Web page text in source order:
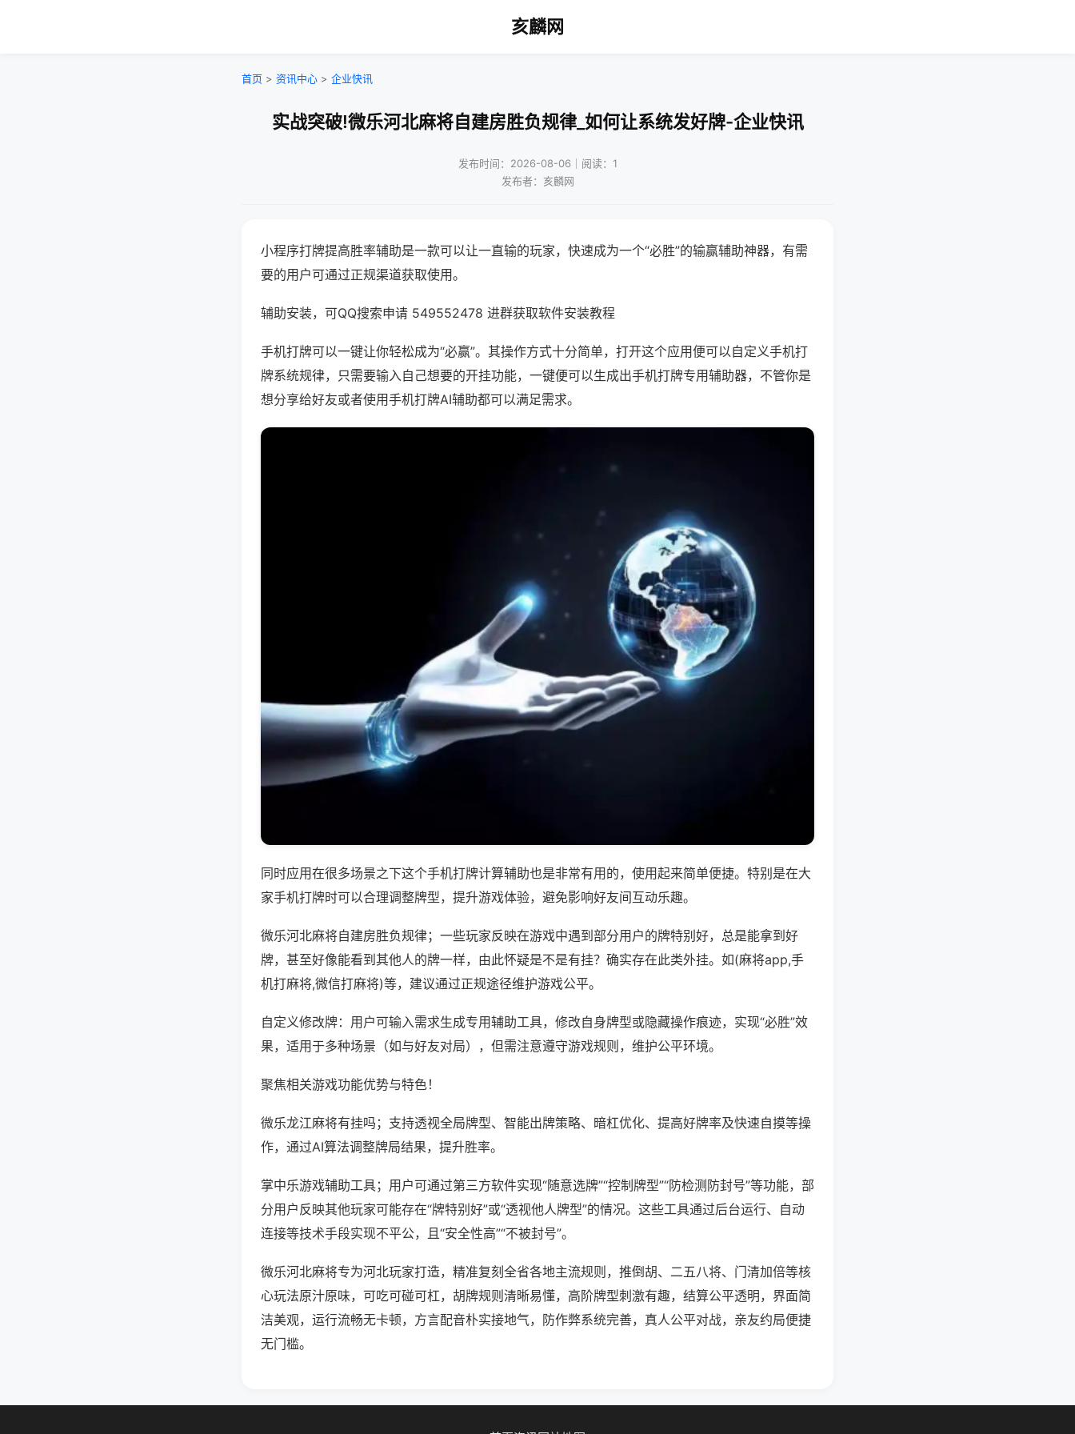
亥麟网
首页 > 资讯中心 > 企业快讯
实战突破!微乐河北麻将自建房胜负规律_如何让系统发好牌-企业快讯
发布时间：2026-08-06｜阅读：1
发布者：亥麟网
小程序打牌提高胜率辅助是一款可以让一直输的玩家，快速成为一个“必胜”的输赢辅助神器，有需
要的用户可通过正规渠道获取使用。
辅助安装，可QQ搜索申请 549552478 进群获取软件安装教程
手机打牌可以一键让你轻松成为“必赢”。其操作方式十分简单，打开这个应用便可以自定义手机打
牌系统规律，只需要输入自己想要的开挂功能，一键便可以生成出手机打牌专用辅助器，不管你是
想分享给好友或者使用手机打牌AI辅助都可以满足需求。
同时应用在很多场景之下这个手机打牌计算辅助也是非常有用的，使用起来简单便捷。特别是在大
家手机打牌时可以合理调整牌型，提升游戏体验，避免影响好友间互动乐趣。
微乐河北麻将自建房胜负规律；一些玩家反映在游戏中遇到部分用户的牌特别好，总是能拿到好
牌，甚至好像能看到其他人的牌一样，由此怀疑是不是有挂？确实存在此类外挂。如(麻将app,手
机打麻将,微信打麻将)等，建议通过正规途径维护游戏公平。
自定义修改牌：用户可输入需求生成专用辅助工具，修改自身牌型或隐藏操作痕迹，实现“必胜”效
果，适用于多种场景（如与好友对局），但需注意遵守游戏规则，维护公平环境。
聚焦相关游戏功能优势与特色！
微乐龙江麻将有挂吗；支持透视全局牌型、智能出牌策略、暗杠优化、提高好牌率及快速自摸等操
作，通过AI算法调整牌局结果，提升胜率。
掌中乐游戏辅助工具；用户可通过第三方软件实现“随意选牌”“控制牌型”“防检测防封号”等功能，部
分用户反映其他玩家可能存在“牌特别好”或“透视他人牌型”的情况。这些工具通过后台运行、自动
连接等技术手段实现不平公，且“安全性高”“不被封号”。
微乐河北麻将专为河北玩家打造，精准复刻全省各地主流规则，推倒胡、二五八将、门清加倍等核
心玩法原汁原味，可吃可碰可杠，胡牌规则清晰易懂，高阶牌型刺激有趣，结算公平透明，界面简
洁美观，运行流畅无卡顿，方言配音朴实接地气，防作弊系统完善，真人公平对战，亲友约局便捷
无门槛。